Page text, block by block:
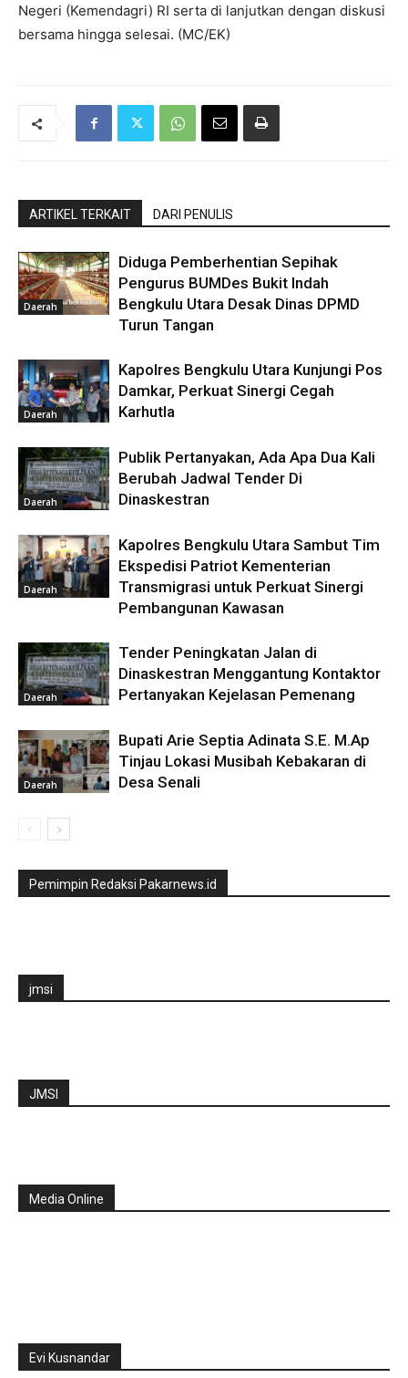
Negeri (Kemendagri) RI serta di lanjutkan dengan diskusi
bersama hingga selesai. (MC/EK)
ARTIKEL TERKAIT DARI PENULIS
Daerah
Diduga Pemberhentian Sepihak
Pengurus BUMDes Bukit Indah
Bengkulu Utara Desak Dinas DPMD
Turun Tangan
Daerah
Kapolres Bengkulu Utara Kunjungi Pos
Damkar, Perkuat Sinergi Cegah
Karhutla
Daerah
Publik Pertanyakan, Ada Apa Dua Kali
Berubah Jadwal Tender Di
Dinaskestran
Daerah
Kapolres Bengkulu Utara Sambut Tim
Ekspedisi Patriot Kementerian
Transmigrasi untuk Perkuat Sinergi
Pembangunan Kawasan
Daerah
Tender Peningkatan Jalan di
Dinaskestran Menggantung Kontaktor
Pertanyakan Kejelasan Pemenang
Daerah
Bupati Arie Septia Adinata S.E. M.Ap
Tinjau Lokasi Musibah Kebakaran di
Desa Senali
Pemimpin Redaksi Pakarnews.id
jmsi
JMSI
Media Online
Evi Kusnandar